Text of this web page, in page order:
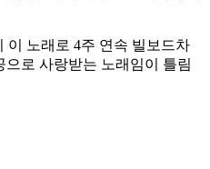
이 노래로 4주 연속 빌보드차
로 사랑받는 노래임이 틀림